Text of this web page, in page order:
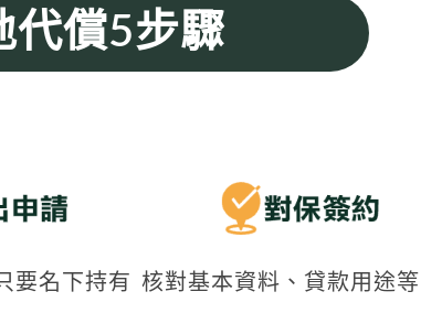
代償5步驟
要名下持有 核對基本資料、貸款用途等